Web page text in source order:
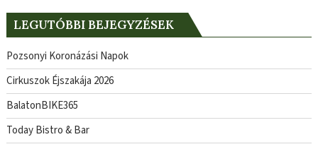
LEGUTÓBBI BEJEGYZÉSEK
Pozsonyi Koronázási Napok
Cirkuszok Éjszakája 2026
BalatonBIKE365
Today Bistro & Bar